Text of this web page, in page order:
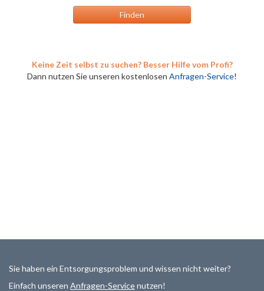
Keine Zeit selbst zu suchen? Besser Hilfe vom Profi?
Dann nutzen Sie unseren kostenlosen Anfragen-Service!
Sie haben ein Entsorgungsproblem und wissen nicht weiter?
Einfach unseren Anfragen-Servicenutzen!